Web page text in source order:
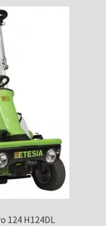
124 H124DL